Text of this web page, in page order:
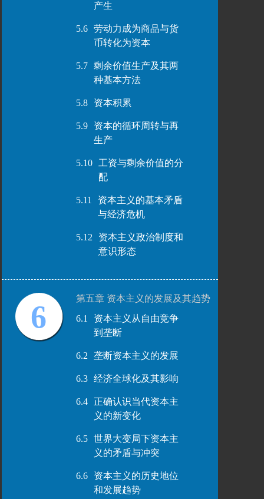
产生
5.6
劳动力成为商品与货
币转化为资本
5.7
剩余价值生产及其两
种基本方法
5.8 资本积累
5.9
资本的循环周转与再
生产
5.10
工资与剩余价值的分
配
5.11
资本主义的基本矛盾
与经济危机
5.12
资本主义政治制度和
意识形态
6
第五章 资本主义的发展及其趋势
6.1
资本主义从自由竞争
到垄断
6.2 垄断资本主义的发展
6.3 经济全球化及其影响
6.4
正确认识当代资本主
义的新变化
6.5
世界大变局下资本主
义的矛盾与冲突
6.6
资本主义的历史地位
和发展趋势